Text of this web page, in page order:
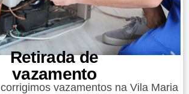
Retirada de
vazamento​​
vazamentos na Vila Maria